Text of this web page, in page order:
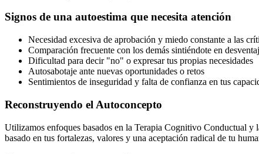
Signos de una autoestima que necesita atención
Necesidad excesiva de aprobación y miedo constante a las
Comparación frecuente con los demás sintiéndote en
Dificultad para decir "no" o expresar tus propias necesidades
Autosabotaje ante nuevas oportunidades o retos
Sentimientos de inseguridad y falta de confianza en tus
Reconstruyendo el Autoconcepto
Utilizamos enfoques basados en la Terapia Cognitivo Conductual y
basado en tus fortalezas, valores y una aceptación radical de tu